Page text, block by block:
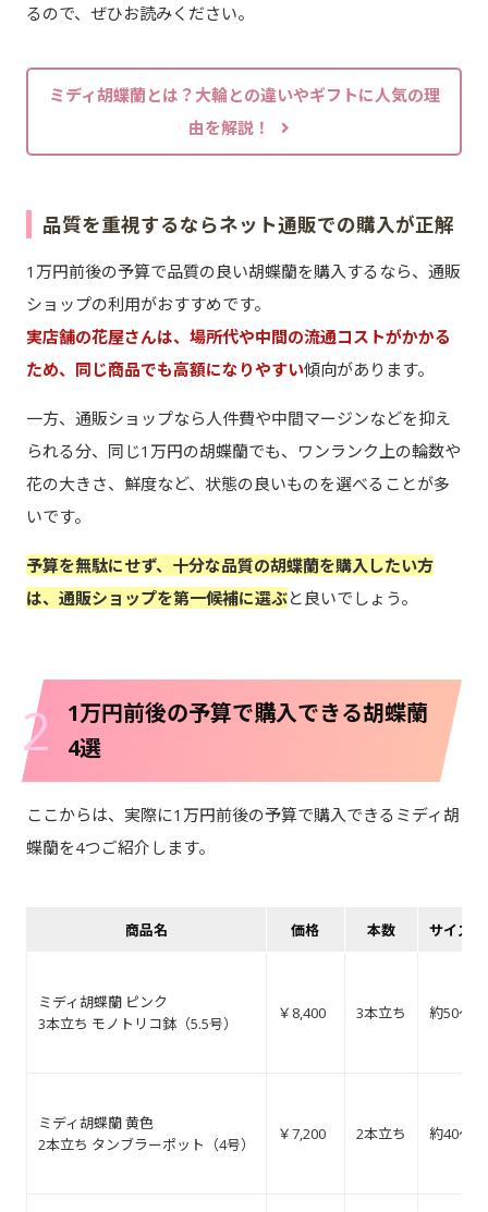
るので、ぜひお読みください。
ミディ胡蝶蘭とは？大輪との違いやギフトに人気の理
由を解説！
品質を重視するならネット通販での購入が正解
1万円前後の予算で品質の良い胡蝶蘭を購入するなら、通販
ショップの利用がおすすめです。
実店舗の花屋さんは、場所代や中間の流通コストがかかる
ため、同じ商品でも高額になりやすい傾向があります。
一方、通販ショップなら人件費や中間マージンなどを抑え
られる分、同じ1万円の胡蝶蘭でも、ワンランク上の輪数や
花の大きさ、鮮度など、状態の良いものを選べることが多
いです。
予算を無駄にせず、十分な品質の胡蝶蘭を購入したい方
は、通販ショップを第一候補に選ぶと良いでしょう。
2
1万円前後の予算で購入できる胡蝶蘭
4選
ここからは、実際に1万円前後の予算で購入できるミディ胡
蝶蘭を4つご紹介します。
商品名 価格 本数 サイズ
ミディ胡蝶蘭 ピンク
3本立ち モノトリコ鉢（5.5号）
￥8,400 3本立ち 約50～
ミディ胡蝶蘭 黄色
2本立ち タンブラーポット（4号）
￥7,200 2本立ち 約40～